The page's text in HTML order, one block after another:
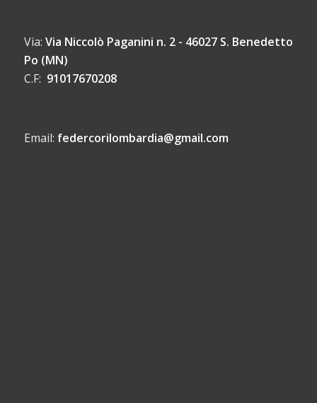
Via: Via Niccolò Paganini n. 2 - 46027 S. Benedetto
Po (MN)
C.F: 91017670208
Email: federcorilombardia@gmail.com